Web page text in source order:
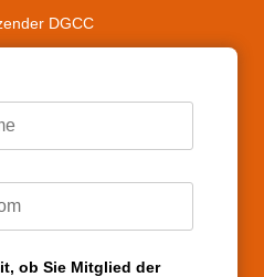
DGCC
ob Sie Mitglied der